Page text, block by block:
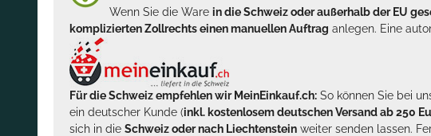
Wenn Sie die Ware in die Schweiz oder außerhalb der EU
komplizierten Zollrechts einen manuellen Auftrag anlegen. Eine
Für die Schweiz empfehlen wir MeinEinkauf.ch: So können Sie bei
ein deutscher Kunde (inkl. kostenlosem deutschen Versand ab 250
sich in die Schweiz oder nach Liechtenstein weiter senden lassen.